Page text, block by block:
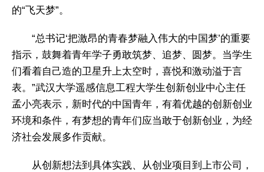
的“飞天梦”。
“总书记‘把激昂的青春梦融入伟大的中国梦’的重要
指示，鼓舞着青年学子勇敢筑梦、追梦、圆梦。当学生
们看着自己造的卫星升上太空时，喜悦和激动溢于言
表。”武汉大学遥感信息工程大学生创新创业中心主任
孟小亮表示，新时代的中国青年，有着优越的创新创业
环境和条件，有梦想的青年们应当敢于创新创业，为经
济社会发展多作贡献。
从创新想法到具体实践、从创业项目到上市公司，